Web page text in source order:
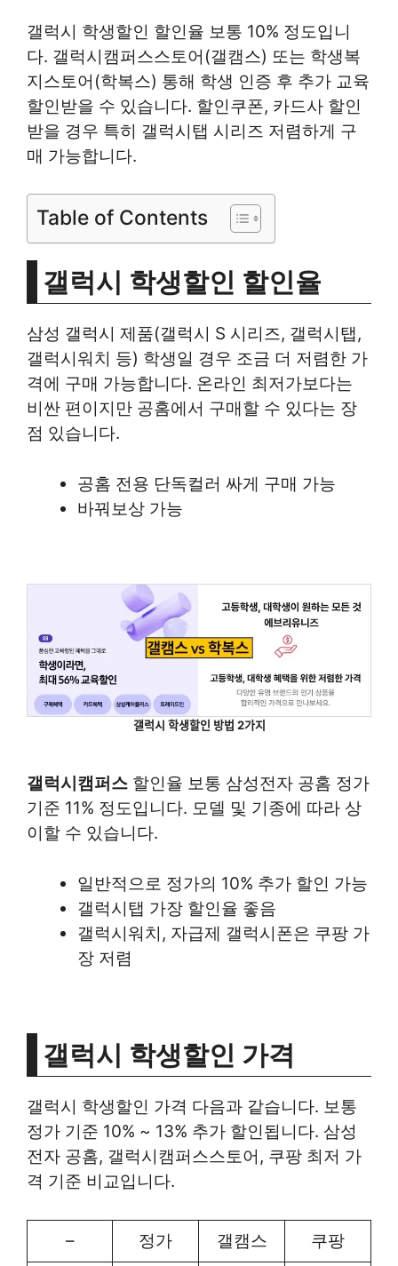
갤럭시 학생할인 할인율 보통 10% 정도입니
다. 갤럭시캠퍼스스토어(갤캠스) 또는 학생복
지스토어(학복스) 통해 학생 인증 후 추가 교육
할인받을 수 있습니다. 할인쿠폰, 카드사 할인
받을 경우 특히 갤럭시탭 시리즈 저렴하게 구
매 가능합니다.
Table of Contents
갤럭시 학생할인 할인율
삼성 갤럭시 제품(갤럭시 S 시리즈, 갤럭시탭,
갤럭시워치 등) 학생일 경우 조금 더 저렴한 가
격에 구매 가능합니다. 온라인 최저가보다는
비싼 편이지만 공홈에서 구매할 수 있다는 장
점 있습니다.
공홈 전용 단독컬러 싸게 구매 가능
바꿔보상 가능
갤럭시 학생할인 방법 2가지
갤럭시캠퍼스 할인율 보통 삼성전자 공홈 정가
기준 11% 정도입니다. 모델 및 기종에 따라 상
이할 수 있습니다.
일반적으로 정가의 10% 추가 할인 가능
갤럭시탭 가장 할인율 좋음
갤럭시워치, 자급제 갤럭시폰은 쿠팡 가
장 저렴
갤럭시 학생할인 가격
갤럭시 학생할인 가격 다음과 같습니다. 보통
정가 기준 10% ~ 13% 추가 할인됩니다. 삼성
전자 공홈, 갤럭시캠퍼스스토어, 쿠팡 최저 가
격 기준 비교입니다.
– 정가 갤캠스 쿠팡